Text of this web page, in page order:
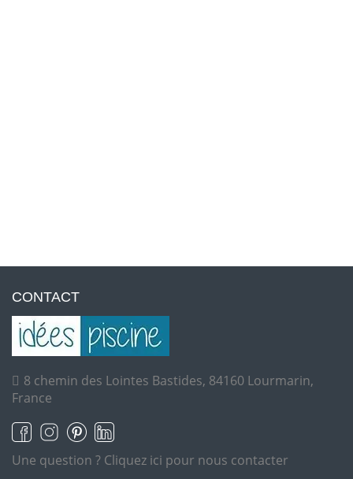
CONTACT
8 chemin des Lointes Bastides, 84160 Lourmarin,
France
Une question ? Cliquez ici pour nous contacter